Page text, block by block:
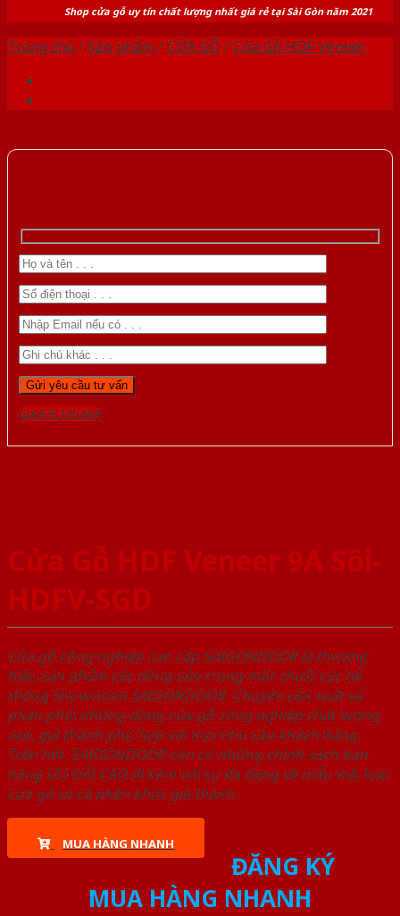
Shop cửa gỗ uy tín chất lượng nhất giá rẻ tại Sài Gòn năm 2021
Trang chủ /Sản phẩm /CỬA GỖ /Cửa Gỗ HDF Veneer
Gọi 0976.169.864
Cửa Gỗ HDF Veneer 9A Sồi-
HDFV-SGD
Cửa gỗ công nghiệp cao cấp SAIGONDOOR là thương
hiệu sản phẩm các dòng cửa trong một chuỗi các hệ
thống Showroom SAIGONDOOR. Chuyên sản xuất và
phân phối những dòng cửa gỗ công nghiệp chất lượng
cao, giá thành phù hợp với mọi nhu cầu khách hàng.
Trên hết, SAIGONDOOR còn có những chính sách bán
hàng ƯU ĐÃI CAO đi kèm với sự đa dạng về mẫu mã, loại
cửa gỗ và cả phân khúc giá thành.
MUA HÀNG NHANH
ĐĂNG KÝ
MUA HÀNG NHANH